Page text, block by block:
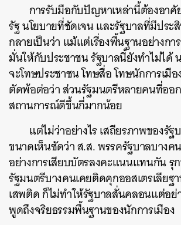
การรับมือกับปัญหาเหล่านี้ต้องอา
รัฐ นโยบายที่ชัดเจน และรัฐบาลที่มีปร
กลายเป็นว่า แม้แต่เรื่องพื้นฐานอย่างกา
มั่นให้กับประชาชน รัฐบาลนี้ยังทำไม่ได้
จะโทษประชาชน โทษสื่อ โทษนักการเมื
ตัดพ้อต่อว่า ส่วนรัฐมนตรีหลายคนที่ออ
สถานการณ์ดีขึ้นกี่มากน้อย
แต่ไม่ว่าอย่างไร เสถียรภาพของรั
ขนาดเห็นชัดว่า ส.ส. พรรครัฐบาลบาง
อย่างการเสียบบัตรลงคะแนนแทนกัน รุ
รัฐมนตรีบางคนเคยติดคุกออสเตรเลียฐ
เสพติด ก็ไม่ทำให้รัฐบาลสั่นคลอนแต่อย่
พูดถึงจริยธรรมพื้นฐานของนักการเมือง